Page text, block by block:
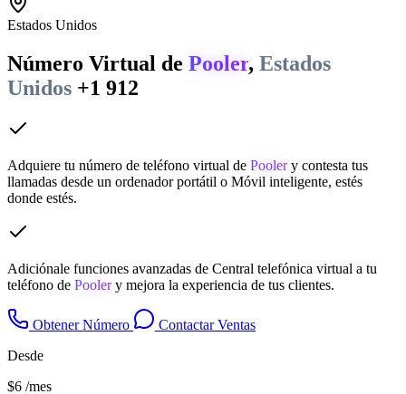
Estados Unidos
Número Virtual de Pooler, Estados
Unidos +1 912
Adquiere tu número de teléfono virtual de Pooler y contesta tus
llamadas desde un ordenador portátil o Móvil inteligente, estés
donde estés.
Adiciónale funciones avanzadas de Central telefónica virtual a tu
teléfono de Pooler y mejora la experiencia de tus clientes.
Obtener Número
Contactar Ventas
Desde
$6 /mes